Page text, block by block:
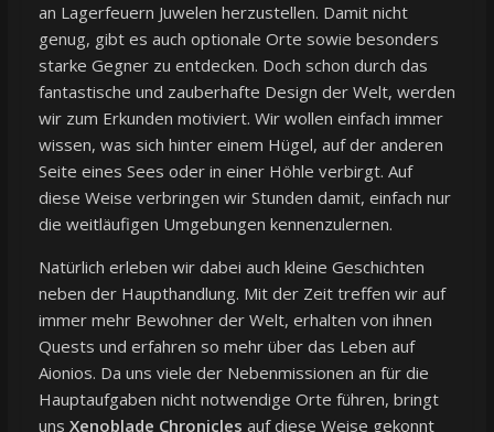
an Lagerfeuern Juwelen herzustellen. Damit nicht
genug, gibt es auch optionale Orte sowie besonders
starke Gegner zu entdecken. Doch schon durch das
fantastische und zauberhafte Design der Welt, werden
wir zum Erkunden motiviert. Wir wollen einfach immer
wissen, was sich hinter einem Hügel, auf der anderen
Seite eines Sees oder in einer Höhle verbirgt. Auf
diese Weise verbringen wir Stunden damit, einfach nur
die weitläufigen Umgebungen kennenzulernen.
Natürlich erleben wir dabei auch kleine Geschichten
neben der Haupthandlung. Mit der Zeit treffen wir auf
immer mehr Bewohner der Welt, erhalten von ihnen
Quests und erfahren so mehr über das Leben auf
Aionios. Da uns viele der Nebenmissionen an für die
Hauptaufgaben nicht notwendige Orte führen, bringt
uns Xenoblade Chronicles auf diese Weise gekonnt